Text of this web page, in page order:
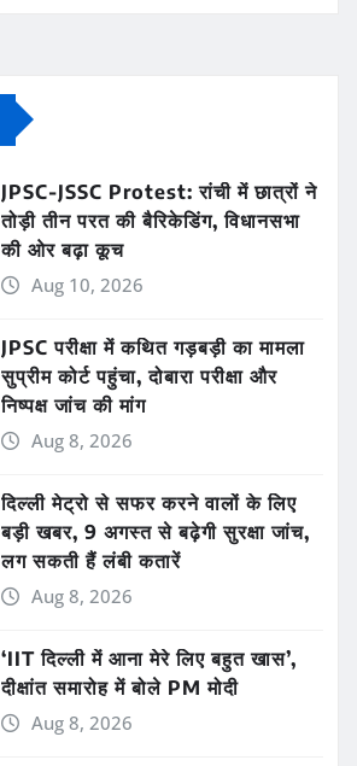
JPSC-JSSC Protest: रांची में छात्रों ने
तोड़ी तीन परत की बैरिकेडिंग, विधानसभा
की ओर बढ़ा कूच
Aug 10, 2026
JPSC परीक्षा में कथित गड़बड़ी का मामला
सुप्रीम कोर्ट पहुंचा, दोबारा परीक्षा और
निष्पक्ष जांच की मांग
Aug 8, 2026
दिल्ली मेट्रो से सफर करने वालों के लिए
बड़ी खबर, 9 अगस्त से बढ़ेगी सुरक्षा जांच,
लग सकती हैं लंबी कतारें
Aug 8, 2026
‘IIT दिल्ली में आना मेरे लिए बहुत खास’,
दीक्षांत समारोह में बोले PM मोदी
Aug 8, 2026